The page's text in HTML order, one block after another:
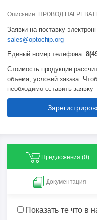
Описание: ПРОВОД
Заявки на поставку
sales@optochip.org
Единый номер телефона:
Стоимость продукции
объема, условий заказа.
необходимо оставить заявку
Предложения (0)
Документация
Показать те что в